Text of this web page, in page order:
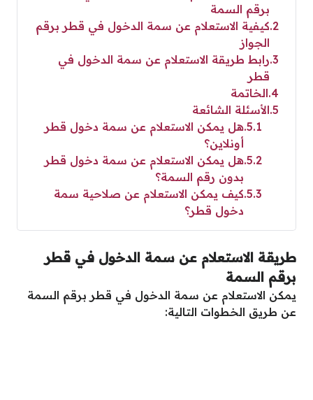
برقم السمة
2 كيفية الاستعلام عن سمة الدخول في قطر برقم
الجواز
3 رابط طريقة الاستعلام عن سمة الدخول في
قطر
4 الخاتمة
5 الأسئلة الشائعة
5.1 هل يمكن الاستعلام عن سمة دخول قطر
أونلاين؟
5.2 هل يمكن الاستعلام عن سمة دخول قطر
بدون رقم السمة؟
5.3 كيف يمكن الاستعلام عن صلاحية سمة
دخول قطر؟
طريقة الاستعلام عن سمة الدخول في قطر
برقم السمة
يمكن الاستعلام عن سمة الدخول في قطر برقم السمة
عن طريق الخطوات التالية: